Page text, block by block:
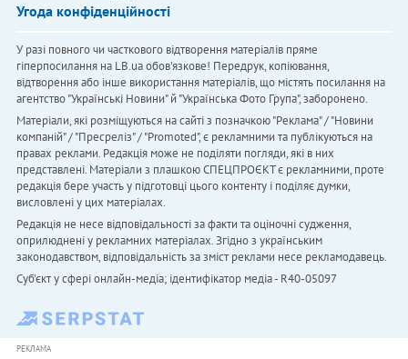
Угода конфіденційності
У разі повного чи часткового відтворення матеріалів пряме
гіперпосилання на LB.ua обов'язкове! Передрук, копіювання,
відтворення або інше використання матеріалів, що містять посилання на
агентство "Українськi Новини" й "Українська Фото Група", заборонено.
Матеріали, які розміщуються на сайті з позначкою "Реклама" / "Новини
компаній" / "Пресреліз" / "Promoted", є рекламними та публікуються на
правах реклами. Редакція може не поділяти погляди, які в них
представлені. Матеріали з плашкою СПЕЦПРОЄКТ є рекламними, проте
редакція бере участь у підготовці цього контенту і поділяє думки,
висловлені у цих матеріалах.
Редакція не несе відповідальності за факти та оціночні судження,
оприлюднені у рекламних матеріалах. Згідно з українським
законодавством, відповідальність за зміст реклами несе рекламодавець.
Cуб'єкт у сфері онлайн-медіа; ідентифікатор медіа - R40-05097
РЕКЛАМА